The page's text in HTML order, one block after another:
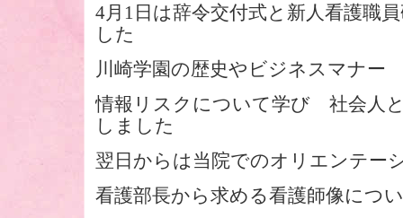
4月1日は辞令交付式と新人看護職
した
川崎学園の歴史やビジネスマナ
情報リスクについて学び 社会人
しました
翌日からは当院でのオリエンテー
看護部長から求める看護師像につ